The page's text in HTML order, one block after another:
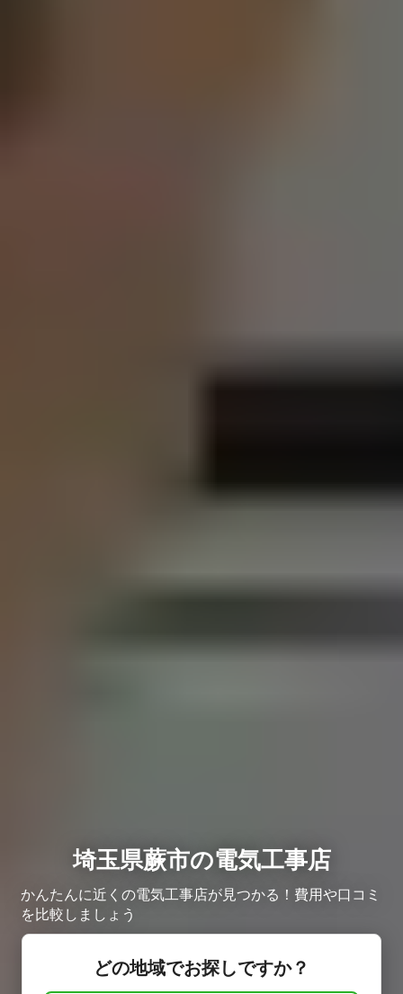
埼玉県蕨市の電気工事店
かんたんに近くの電気工事店が見つかる！費用や口コミ
を比較しましょう
どの地域でお探しですか？